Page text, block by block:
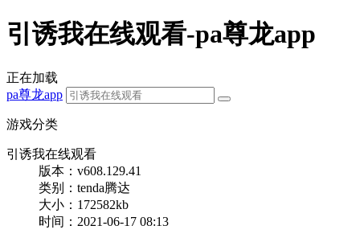
引诱我在线观看-pa尊龙app
正在加载
pa尊龙app
游戏分类
引诱我在线观看
版本：v608.129.41
类别：tenda腾达
大小：172582kb
时间：2021-06-17 08:13